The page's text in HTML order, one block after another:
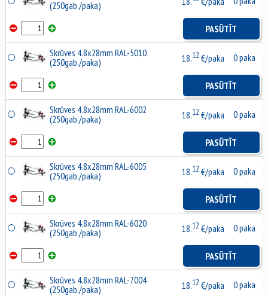
(250gab./paka)
PASŪTĪT
Skrūves 4.8x28mm RAL-5010
(250gab./paka)
18.12€/paka 0 paka
PASŪTĪT
Skrūves 4.8x28mm RAL-6002
(250gab./paka)
18.12€/paka 0 paka
PASŪTĪT
Skrūves 4.8x28mm RAL-6005
(250gab./paka)
18.12€/paka 0 paka
PASŪTĪT
Skrūves 4.8x28mm RAL-6020
(250gab./paka)
18.12€/paka 0 paka
PASŪTĪT
Skrūves 4.8x28mm RAL-7004
(250gab./paka)
18.12€/paka 0 paka